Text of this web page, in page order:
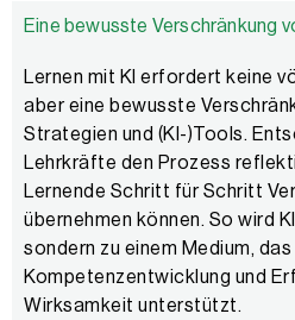
Eine bewusste Verschränkung
Lernen mit KI erfordert keine
aber eine bewusste
Strategien und (KI-)Tools.
Lehrkräfte den Prozess
Lernende Schritt für Schritt
übernehmen können. So wird
sondern zu einem Medium,
Kompetenzentwicklung und
Wirksamkeit unterstützt.